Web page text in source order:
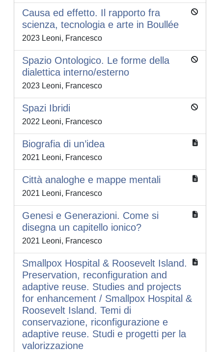
Causa ed effetto. Il rapporto fra
scienza, tecnologia e arte in Boullée
2023 Leoni, Francesco
Spazio Ontologico. Le forme della
dialettica interno/esterno
2023 Leoni, Francesco
Spazi Ibridi
2022 Leoni, Francesco
Biografia di un’idea
2021 Leoni, Francesco
Città analoghe e mappe mentali
2021 Leoni, Francesco
Genesi e Generazioni. Come si
disegna un capitello ionico?
2021 Leoni, Francesco
Smallpox Hospital & Roosevelt Island.
Preservation, reconfiguration and
adaptive reuse. Studies and projects
for enhancement / Smallpox Hospital &
Roosevelt Island. Temi di
conservazione, riconfigurazione e
adaptive reuse. Studi e progetti per la
valorizzazione